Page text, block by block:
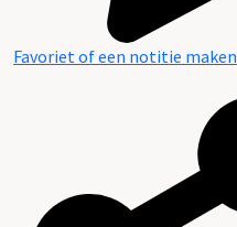
Favoriet of een notitie maken